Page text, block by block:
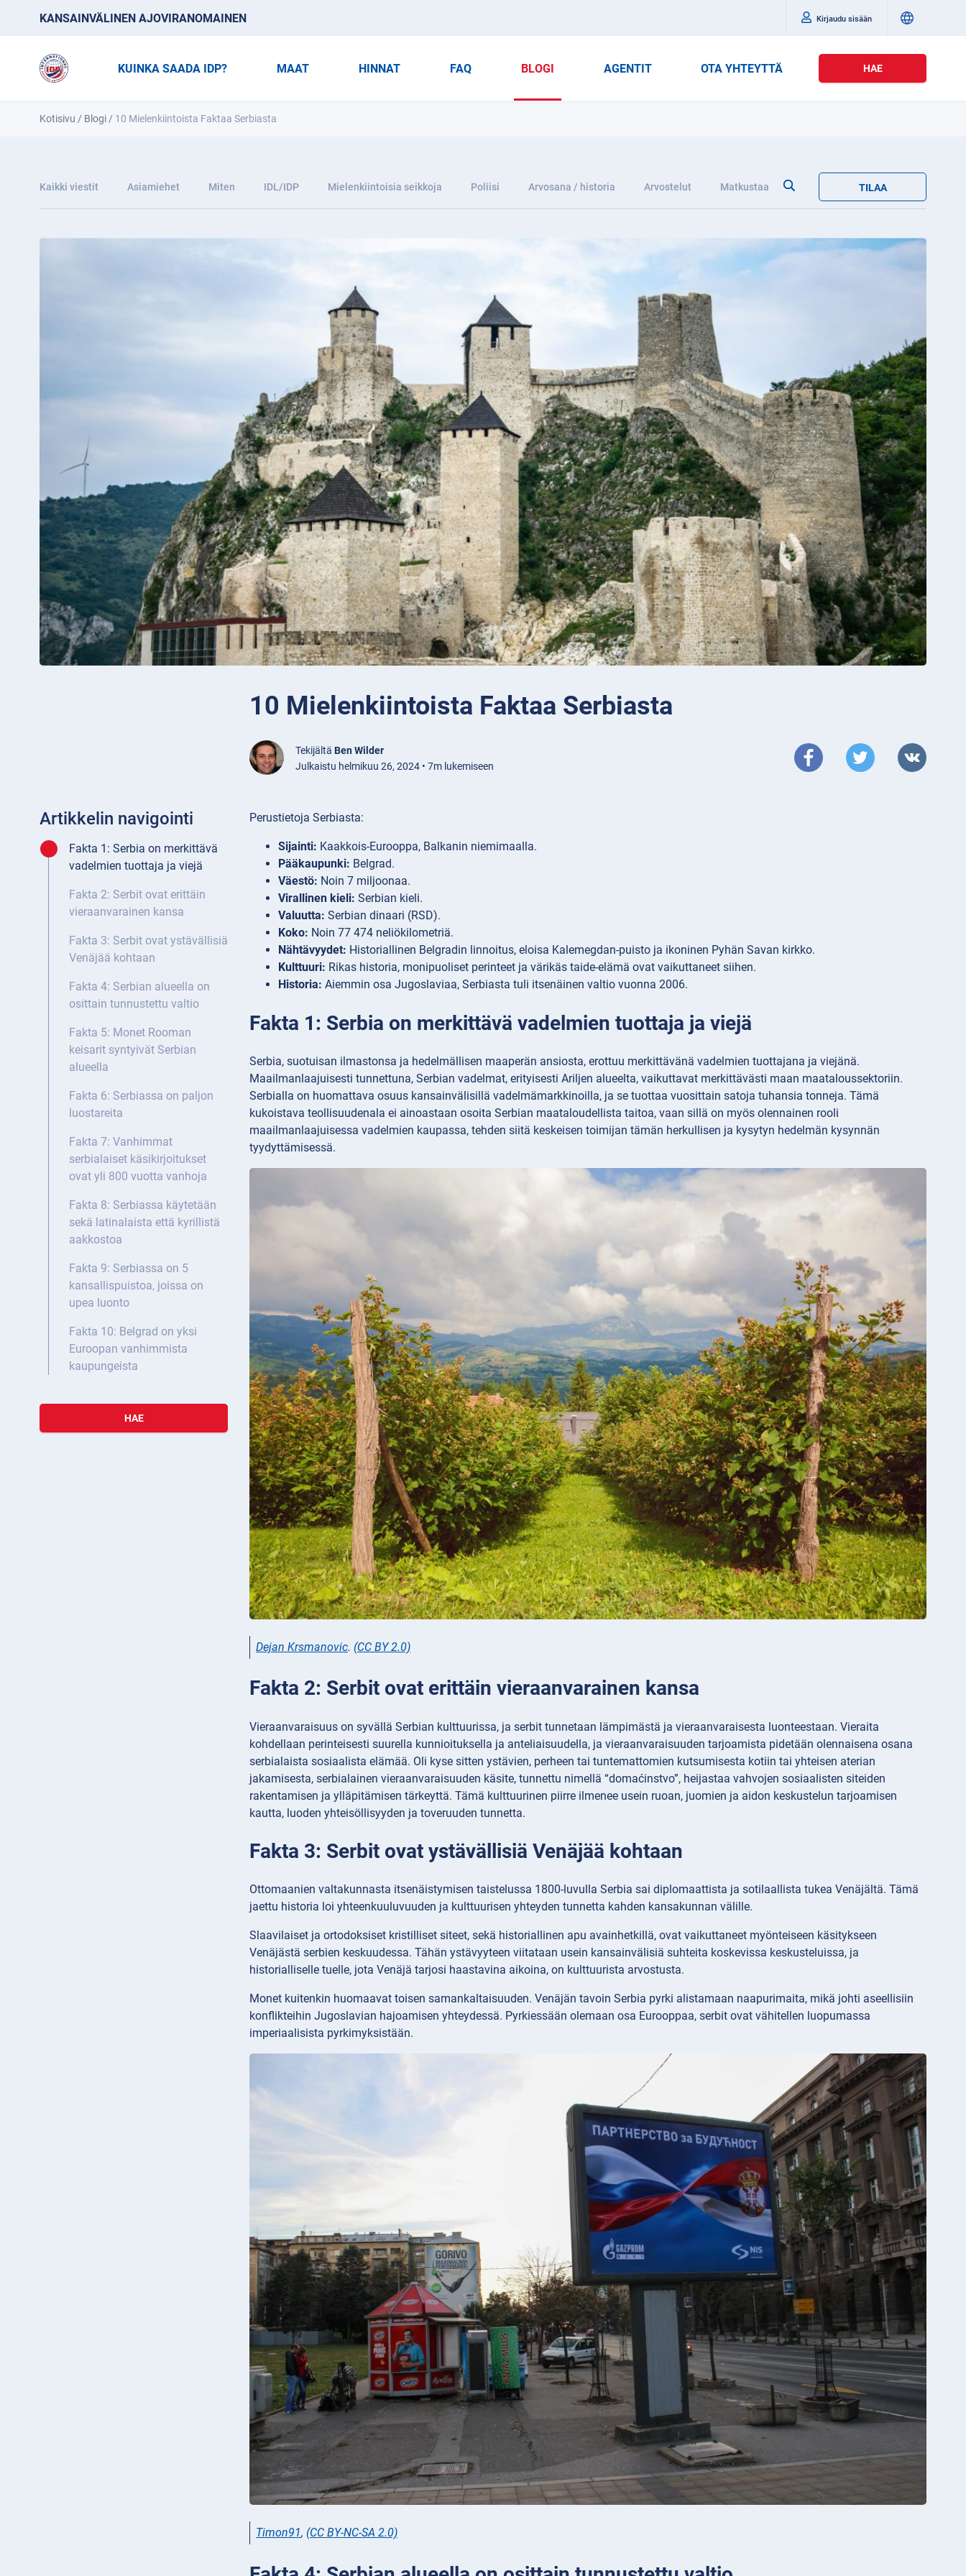
KANSAINVÄLINEN AJOVIRANOMAINEN Kirjaudu sisään
KUINKA SAADA IDP? MAAT HINNAT FAQ BLOGI AGENTIT OTA YHTEYTTÄ HAE
Kotisivu / Blogi / 10 Mielenkiintoista Faktaa Serbiasta
Kaikki viestit Asiamiehet Miten IDL/IDP Mielenkiintoisia seikkoja Poliisi Arvosana / historia Arvostelut Matkustaa TILAA
10 Mielenkiintoista Faktaa Serbiasta
Tekijältä Ben Wilder
Julkaistu helmikuu 26, 2024 • 7m lukemiseen
Artikkelin navigointi
Fakta 1: Serbia on merkittävä
vadelmien tuottaja ja viejä
Fakta 2: Serbit ovat erittäin
vieraanvarainen kansa
Fakta 3: Serbit ovat ystävällisiä
Venäjää kohtaan
Fakta 4: Serbian alueella on
osittain tunnustettu valtio
Fakta 5: Monet Rooman
keisarit syntyivät Serbian
alueella
Fakta 6: Serbiassa on paljon
luostareita
Fakta 7: Vanhimmat
serbialaiset käsikirjoitukset
ovat yli 800 vuotta vanhoja
Fakta 8: Serbiassa käytetään
sekä latinalaista että kyrillistä
aakkostoa
Fakta 9: Serbiassa on 5
kansallispuistoa, joissa on
upea luonto
Fakta 10: Belgrad on yksi
Euroopan vanhimmista
kaupungeista
HAE
Perustietoja Serbiasta:
Sijainti: Kaakkois-Eurooppa, Balkanin niemimaalla.
Pääkaupunki: Belgrad.
Väestö: Noin 7 miljoonaa.
Virallinen kieli: Serbian kieli.
Valuutta: Serbian dinaari (RSD).
Koko: Noin 77 474 neliökilometriä.
Nähtävyydet: Historiallinen Belgradin linnoitus, eloisa Kalemegdan-puisto ja ikoninen Pyhän Savan kirkko.
Kulttuuri: Rikas historia, monipuoliset perinteet ja värikäs taide-elämä ovat vaikuttaneet siihen.
Historia: Aiemmin osa Jugoslaviaa, Serbiasta tuli itsenäinen valtio vuonna 2006.
Fakta 1: Serbia on merkittävä vadelmien tuottaja ja viejä
Serbia, suotuisan ilmastonsa ja hedelmällisen maaperän ansiosta, erottuu merkittävänä vadelmien tuottajana ja viejänä.
Maailmanlaajuisesti tunnettuna, Serbian vadelmat, erityisesti Ariljen alueelta, vaikuttavat merkittävästi maan maataloussektoriin.
Serbialla on huomattava osuus kansainvälisillä vadelmämarkkinoilla, ja se tuottaa vuosittain satoja tuhansia tonneja. Tämä
kukoistava teollisuudenala ei ainoastaan osoita Serbian maataloudellista taitoa, vaan sillä on myös olennainen rooli
maailmanlaajuisessa vadelmien kaupassa, tehden siitä keskeisen toimijan tämän herkullisen ja kysytyn hedelmän kysynnän
tyydyttämisessä.
Dejan Krsmanovic. (CC BY 2.0)
Fakta 2: Serbit ovat erittäin vieraanvarainen kansa
Vieraanvaraisuus on syvällä Serbian kulttuurissa, ja serbit tunnetaan lämpimästä ja vieraanvaraisesta luonteestaan. Vieraita
kohdellaan perinteisesti suurella kunnioituksella ja anteliaisuudella, ja vieraanvaraisuuden tarjoamista pidetään olennaisena osana
serbialaista sosiaalista elämää. Oli kyse sitten ystävien, perheen tai tuntemattomien kutsumisesta kotiin tai yhteisen aterian
jakamisesta, serbialainen vieraanvaraisuuden käsite, tunnettu nimellä “domaćinstvo”, heijastaa vahvojen sosiaalisten siteiden
rakentamisen ja ylläpitämisen tärkeyttä. Tämä kulttuurinen piirre ilmenee usein ruoan, juomien ja aidon keskustelun tarjoamisen
kautta, luoden yhteisöllisyyden ja toveruuden tunnetta.
Fakta 3: Serbit ovat ystävällisiä Venäjää kohtaan
Ottomaanien valtakunnasta itsenäistymisen taistelussa 1800-luvulla Serbia sai diplomaattista ja sotilaallista tukea Venäjältä. Tämä
jaettu historia loi yhteenkuuluvuuden ja kulttuurisen yhteyden tunnetta kahden kansakunnan välille.
Slaavilaiset ja ortodoksiset kristilliset siteet, sekä historiallinen apu avainhetkillä, ovat vaikuttaneet myönteiseen käsitykseen
Venäjästä serbien keskuudessa. Tähän ystävyyteen viitataan usein kansainvälisiä suhteita koskevissa keskusteluissa, ja
historialliselle tuelle, jota Venäjä tarjosi haastavina aikoina, on kulttuurista arvostusta.
Monet kuitenkin huomaavat toisen samankaltaisuuden. Venäjän tavoin Serbia pyrki alistamaan naapurimaita, mikä johti aseellisiin
konflikteihin Jugoslavian hajoamisen yhteydessä. Pyrkiessään olemaan osa Eurooppaa, serbit ovat vähitellen luopumassa
imperiaalisista pyrkimyksistään.
Timon91, (CC BY-NC-SA 2.0)